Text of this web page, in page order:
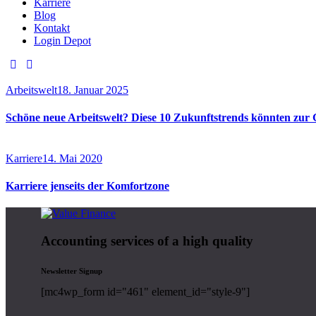
Karriere
Blog
Kontakt
Login Depot
Arbeitswelt18. Januar 2025
Schöne neue Arbeitswelt? Diese 10 Zukunftstrends könnten zur
Karriere14. Mai 2020
Karriere jenseits der Komfortzone
Accounting services of a high quality
Newsletter Signup
[mc4wp_form id="461" element_id="style-9"]